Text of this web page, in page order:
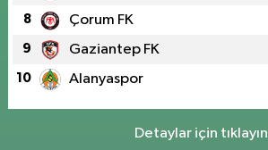
8 Çorum FK
9 Gaziantep FK
10 Alanyaspor
Detaylar için tıklayın